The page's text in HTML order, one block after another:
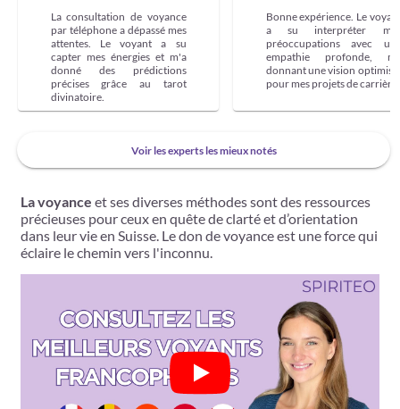
La consultation de voyance
par téléphone a dépassé mes
attentes. Le voyant a su
capter mes énergies et m'a
donné des prédictions
précises grâce au tarot
divinatoire.
Bonne expérience. Le
a su interpréter
préoccupations avec
empathie profonde,
donnant une vision
pour mes projets de carrière.
Voir les experts les mieux notés
La voyance et ses diverses méthodes sont des ressources
précieuses pour ceux en quête de clarté et d’orientation
dans leur vie en Suisse. Le don de voyance est une force qui
éclaire le chemin vers l'inconnu.